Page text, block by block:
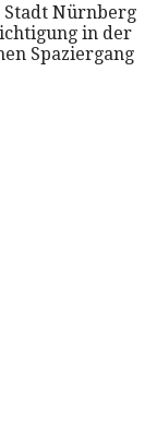
Stadt Nürnberg
in der
Spaziergang